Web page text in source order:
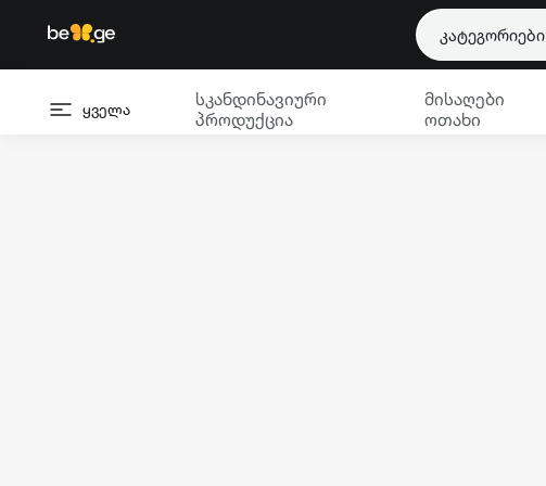
კატეგორიები
ყველა
სკანდინავიური
პროდუქცია
მისაღები
ოთახი